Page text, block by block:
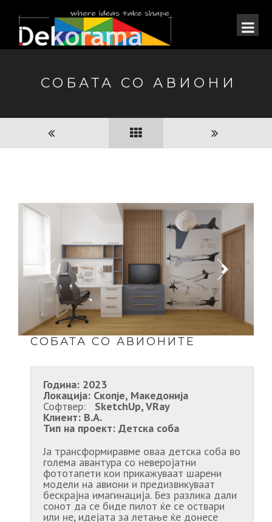
СОБАТА СО АВИОНИ
СОБАТА СО АВИОНИТЕ
Година: 2023
Локација: Скопје, Македонија
Софтвер: SketchUp, VRay
Клиент: В.А.
Тип на проект: Детска соба
Ја трансформиравме оваа детска соба во
голема авантура со неверојатни
фототапети кои прикажуваат шарени
модели на авиони и предизвикуваат
бескрајна имагинација. Без разлика дали
сонот да се биде пилот ќе се оствари
или не, идејата за летање ќе донесе